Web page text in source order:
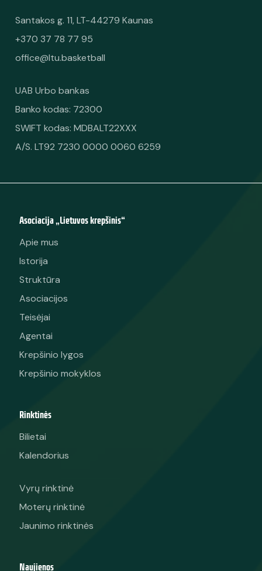
Santakos g. 11, LT-44279 Kaunas
+370 37 78 77 95
office@ltu.basketball
UAB Urbo bankas
Banko kodas: 72300
SWIFT kodas: MDBALT22XXX
A/S. LT92 7230 0000 0060 6259
Asociacija „Lietuvos krepšinis“
Apie mus
Istorija
Struktūra
Asociacijos
Teisėjai
Agentai
Krepšinio lygos
Krepšinio mokyklos
Rinktinės
Bilietai
Kalendorius
Vyrų rinktinė
Moterų rinktinė
Jaunimo rinktinės
Naujienos